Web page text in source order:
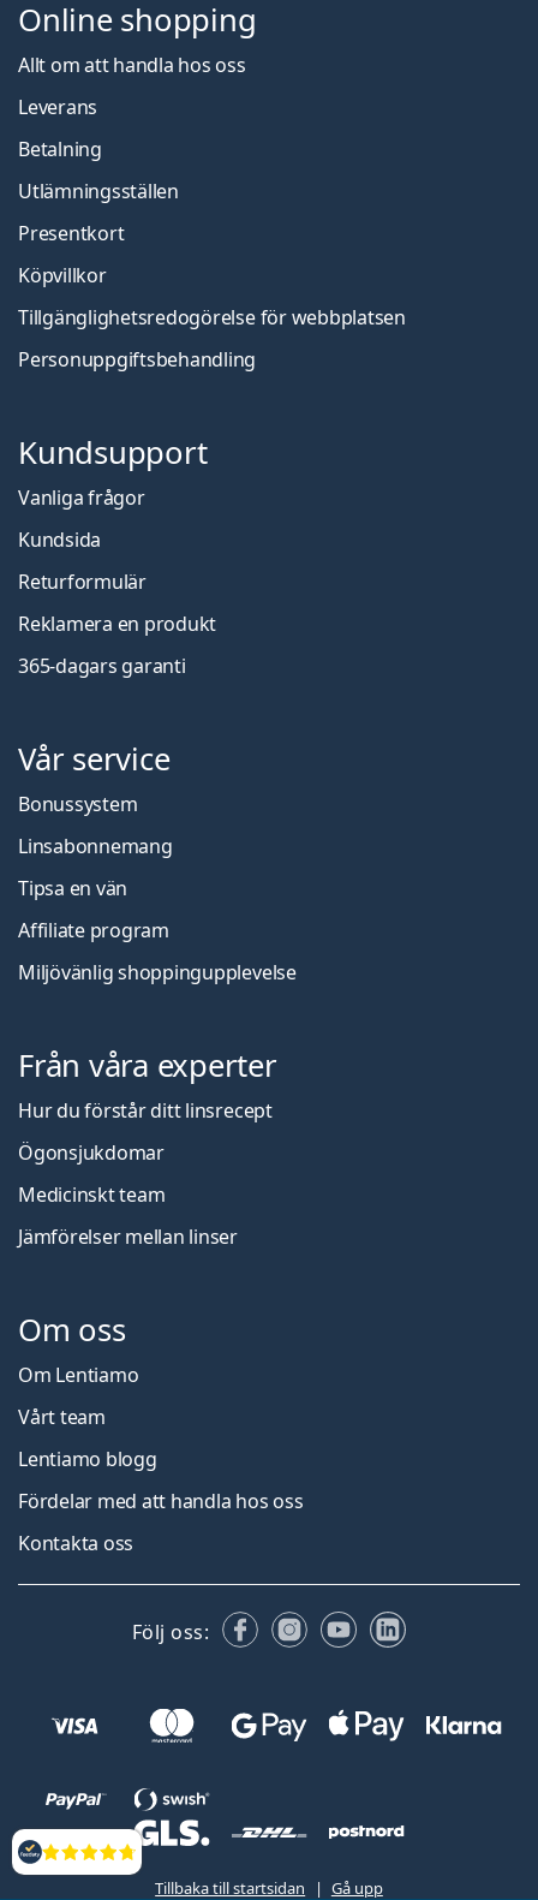
Recensioner
Online shopping
Allt om att handla hos oss
Leverans
Betalning
Utlämningsställen
Presentkort
Köpvillkor
Tillgänglighetsredogörelse för webbplatsen
Personuppgiftsbehandling
Kundsupport
Vanliga frågor
Kundsida
Returformulär
Reklamera en produkt
365-dagars garanti
Vår service
Bonussystem
Linsabonnemang
Tipsa en vän
Affiliate program
Miljövänlig shoppingupplevelse
Från våra experter
Hur du förstår ditt linsrecept
Ögonsjukdomar
Medicinskt team
Jämförelser mellan linser
Om oss
Om Lentiamo
Vårt team
Lentiamo blogg
Fördelar med att handla hos oss
Kontakta oss
Följ oss: FacebookInstagram
YouTubeLinkedIn
Tillbaka till startsidan Gå upp